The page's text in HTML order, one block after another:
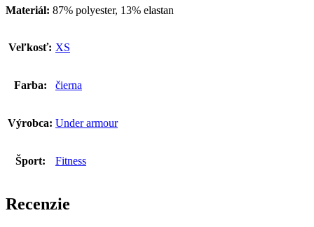
Materiál: 87% polyester, 13% elastan
Veľkosť: XS
Farba: čierna
Výrobca: Under armour
Šport: Fitness
Recenzie